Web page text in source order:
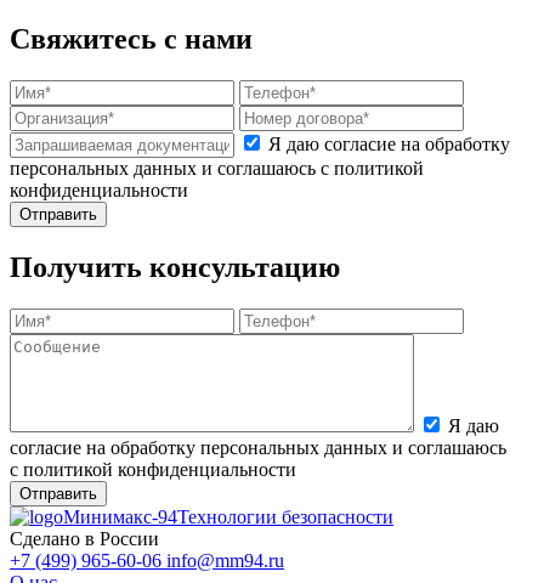
Свяжитесь с нами
Я даю согласие на обработку
персональных данных и соглашаюсь с политикой
конфиденциальности
Получить консультацию
Я даю
согласие на обработку персональных данных и соглашаюсь
с политикой конфиденциальности
Минимакс-94Технологии безопасности
Сделано в России
+7 (499) 965-60-06 info@mm94.ru